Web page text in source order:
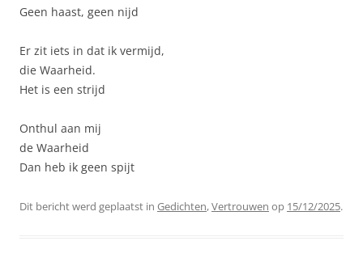
Geen haast, geen nijd
Er zit iets in dat ik vermijd,
die Waarheid.
Het is een strijd
Onthul aan mij
de Waarheid
Dan heb ik geen spijt
Dit bericht werd geplaatst in Gedichten,Vertrouwen op 15/12/2025.